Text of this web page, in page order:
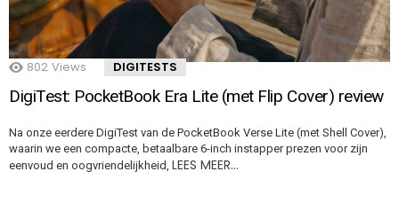
802 Views DIGITESTS
DigiTest: PocketBook Era Lite (met Flip Cover) review
Na onze eerdere DigiTest van de PocketBook Verse Lite (met Shell Cover),
waarin we een compacte, betaalbare 6-inch instapper prezen voor zijn
eenvoud en oogvriendelijkheid, LEES MEER…